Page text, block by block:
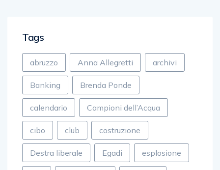
Tags
abruzzo Anna Allegretti archivi
Banking Brenda Ponde
calendario Campioni dell’Acqua
cibo club costruzione
Destra liberale Egadi esplosione